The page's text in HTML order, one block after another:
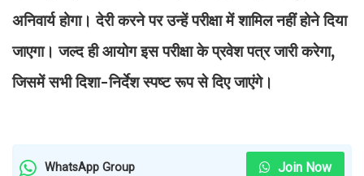
अनिवार्य होगा। देरी करने पर उन्हें परीक्षा में शामिल नहीं होने दिया
जाएगा। जल्द ही आयोग इस परीक्षा के प्रवेश पत्र जारी करेगा,
जिसमें सभी दिशा-निर्देश स्पष्ट रूप से दिए जाएंगे।
WhatsApp Group Join Now